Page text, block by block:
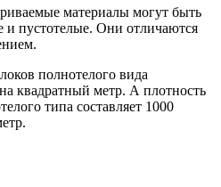
материалы могут быть
и пустотелые. Они отличаются
полнотелого вида
квадратный метр. А плотность
типа составляет 1000